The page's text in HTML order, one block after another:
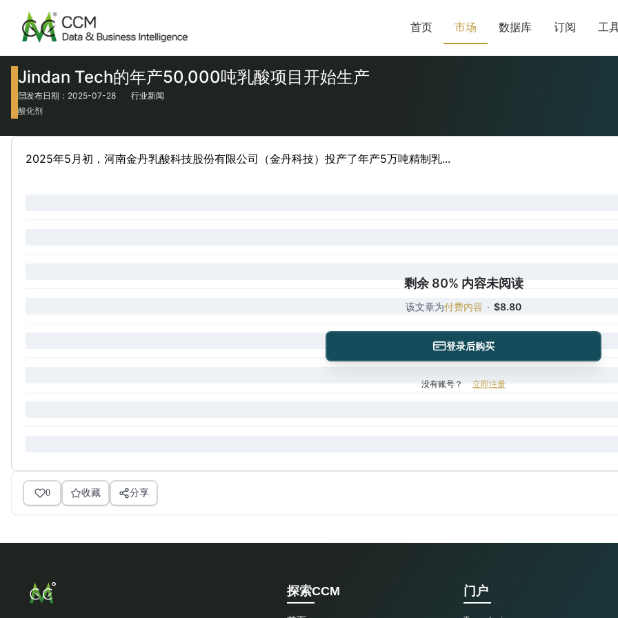
首页 市场 数据库 订阅 工
Jindan Tech的年产50,000吨乳酸项目开始生产
发布日期：2025-07-28
行业新闻
酸化剂
2025年5月初，河南金丹乳酸科技股份有限公司（金丹科技）投产了年产5万吨精制乳...
剩余 80% 内容未阅读
该文章为付费内容 · $8.80
登录后购买
没有账号？ 立即注册
0 收藏 分享
探索CCM 门户